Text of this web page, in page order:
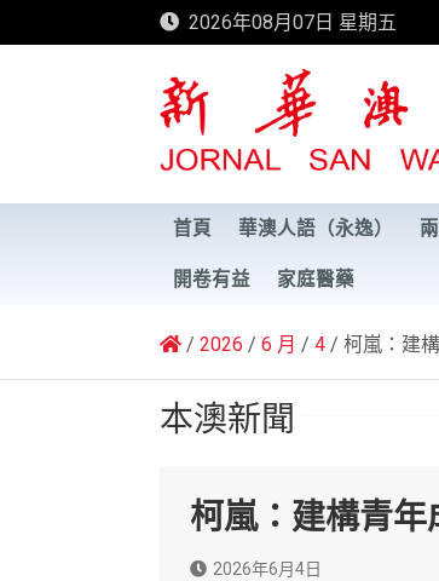
to
2026年08月07日 星期五
新華澳報
首頁 華澳人語（永逸）
開卷有益 家庭醫藥
2026 6 月 4 柯嵐：建
本澳新聞
柯嵐：建構青
2026年6月4日